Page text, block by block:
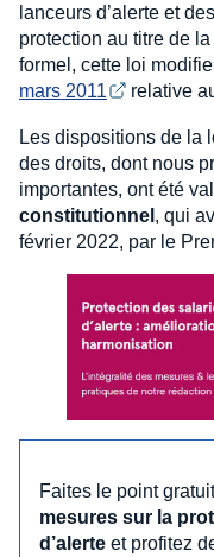
lanceurs d’alerte et
protection au titre de
formel, cette loi
mars 2011
relative
Les dispositions de la
des droits, dont nous
importantes, ont été
constitutionnel , qui
février 2022, par le
Faites le point
mesures sur la
d’alerte et profitez